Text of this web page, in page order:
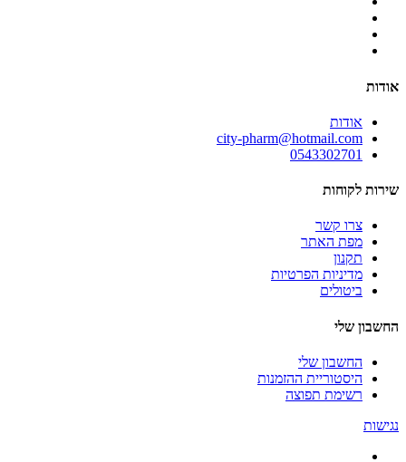
אודות
אודות
city-pharm@hotmail.com
0543302701
שירות לקוחות
צרו קשר
מפת האתר
תקנון
מדיניות הפרטיות
ביטולים
החשבון שלי
החשבון שלי
היסטוריית ההזמנות
רשימת תפוצה
נגישות